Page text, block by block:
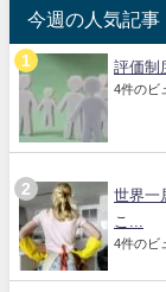
今週の人気記事
評価制
4件のビ
世界一
こ...
4件のビ